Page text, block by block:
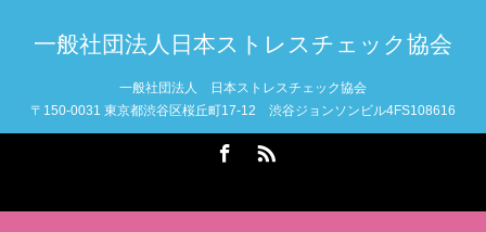
一般社団法人日本ストレスチェック協会
一般社団法人 日本ストレスチェック協会
〒150-0031 東京都渋谷区桜丘町17-12 渋谷ジョンソンビル4FS108616